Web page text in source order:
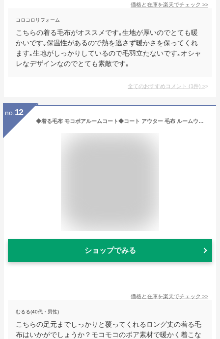
価格と在庫を楽天でチェック >>
コロコロリフォーム
こちらの着る毛布がオススメです｡生地が厚いのでとても暖
かいです｡保温性があるので熱を逃さず暖かさを保ってくれ
ます｡生地がしっかりしているので毛羽立たないです｡オシャ
レなデザインなのでとても素敵です｡
全てのおすすめコメント (1件) >
no. 12
◆着る毛布 モコボアルームコート◆コート アウター 毛布 ルームウエア ロングカーディガン ボア メンズ ブランド おしゃれ 男女兼用 レディース カップル ペア ルームウエア かわいい 無地 プレゼント ギフト 男性 彼氏 父 誕生日
ショップでみる
価格と在庫を楽天でチェック >>
むるる(40代・男性)
こちらの足元までしっかりと覆ってくれるロング丈の着る毛
布はいかがでしょうか？モコモコのボア素材で暖かく着こな